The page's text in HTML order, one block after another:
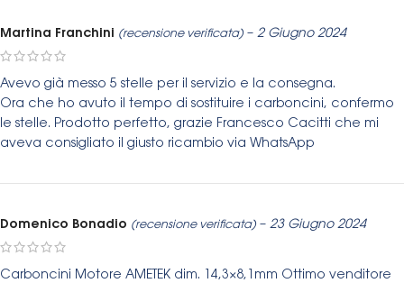
Martina Franchini (recensione verificata) – 2 Giugno 2024
Avevo già messo 5 stelle per il servizio e la consegna.
Ora che ho avuto il tempo di sostituire i carboncini, confermo
le stelle. Prodotto perfetto, grazie Francesco Cacitti che mi
aveva consigliato il giusto ricambio via WhatsApp
Domenico Bonadio (recensione verificata) – 23 Giugno 2024
Carboncini Motore AMETEK dim. 14,3×8,1mm Ottimo venditore